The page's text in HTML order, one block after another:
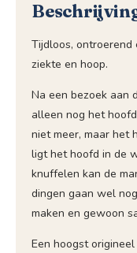
Tijdloos, ontroerend
ziekte en hoop.
Na een bezoek aan
alleen nog het
niet meer, maar het
ligt het hoofd in de
knuffelen kan de
dingen gaan wel
maken en gewoon
Een hoogst